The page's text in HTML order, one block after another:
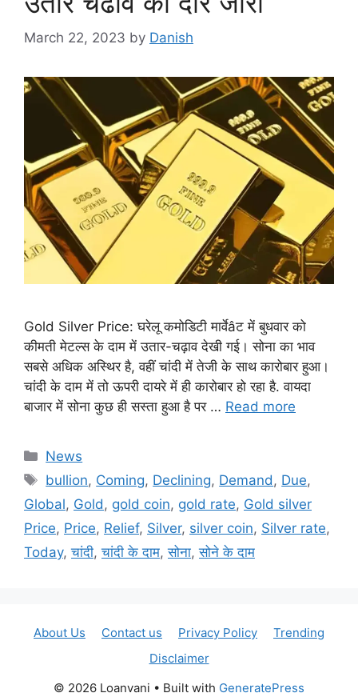
March 22, 2023 by Danish
Gold Silver Price: घरेलू कमोडिटी मार्वेâट में बुधवार को
कीमती मेटल्स के दाम में उतार-चढ़ाव देखी गई। सोना का भाव
सबसे अधिक अस्थिर है, वहीं चांदी में तेजी के साथ कारोबार हुआ।
चांदी के दाम में तो ऊपरी दायरे में ही कारोबार हो रहा है. वायदा
बाजार में सोना कुछ ही सस्ता हुआ है पर … Read more
Categories
News
Tags
bullion, Coming, Declining, Demand , Due,
Global, Gold , gold coin, gold rate, Gold silver
Price, Price, Relief, Silver, silver coin, Silver rate,
Today,चांदी,चांदी के दाम,सोना,सोने के दाम
About Us Contact us Privacy Policy
Trending
Disclaimer
© 2026 Loanvani • Built with GeneratePress